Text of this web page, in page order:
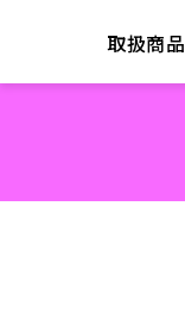
取扱商品